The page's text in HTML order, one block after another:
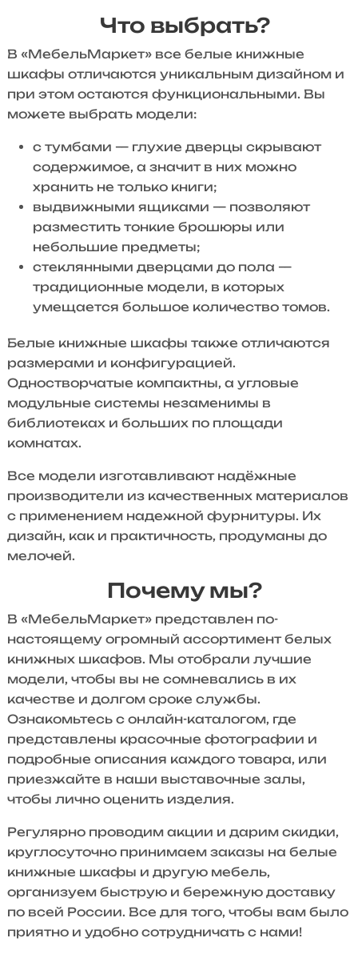
Что выбрать?
В «МебельМаркет» все белые книжные
шкафы отличаются уникальным дизайном и
при этом остаются функциональными. Вы
можете выбрать модели:
с тумбами — глухие дверцы скрывают
содержимое, а значит в них можно
хранить не только книги;
выдвижными ящиками — позволяют
разместить тонкие брошюры или
небольшие предметы;
стеклянными дверцами до пола —
традиционные модели, в которых
умещается большое количество томов.
Белые книжные шкафы также отличаются
размерами и конфигурацией.
Одностворчатые компактны, а угловые
модульные системы незаменимы в
библиотеках и больших по площади
комнатах.
Все модели изготавливают надёжные
производители из качественных материалов
с применением надежной фурнитуры. Их
дизайн, как и практичность, продуманы до
мелочей.
Почему мы?
В «МебельМаркет» представлен по-
настоящему огромный ассортимент белых
книжных шкафов. Мы отобрали лучшие
модели, чтобы вы не сомневались в их
качестве и долгом сроке службы.
Ознакомьтесь с онлайн-каталогом, где
представлены красочные фотографии и
подробные описания каждого товара, или
приезжайте в наши выставочные залы,
чтобы лично оценить изделия.
Регулярно проводим акции и дарим скидки,
круглосуточно принимаем заказы на белые
книжные шкафы и другую мебель,
организуем быструю и бережную доставку
по всей России. Все для того, чтобы вам было
приятно и удобно сотрудничать с нами!